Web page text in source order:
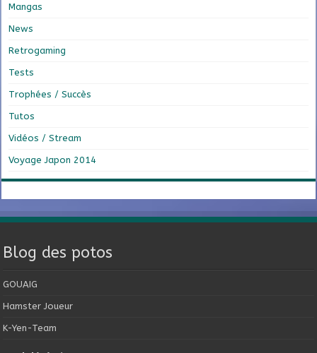
Mangas
News
Retrogaming
Tests
Trophées / Succès
Tutos
Vidéos / Stream
Voyage Japon 2014
Blog des potos
GOUAIG
Hamster Joueur
K-Yen-Team